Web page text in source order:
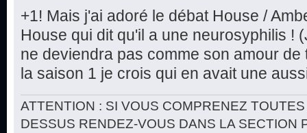
+1! Mais j'ai adoré le débat House /
House qui dit qu'il a une neurosyphilis !
ne deviendra pas comme son amour
la saison 1 je crois qui en avait une
ATTENTION : SI VOUS COMPRENEZ
DESSUS RENDEZ-VOUS DANS LA SECTION